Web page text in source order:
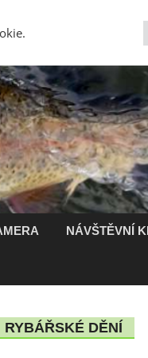
Ubytování Přihlásit
NÁVŠTĚVNÍ
RYBÁŘSKÉ DĚNÍ